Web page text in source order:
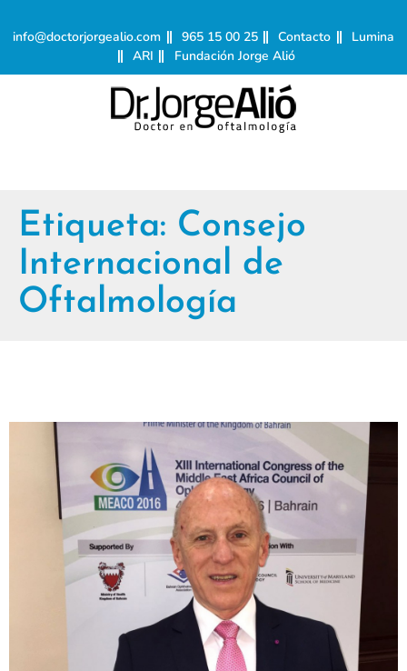
info@doctorjorgealio.com 965 15 00 25 Contacto
Lumina
ARI
Fundación Jorge Alió
Etiqueta: Consejo
Internacional de
Oftalmología